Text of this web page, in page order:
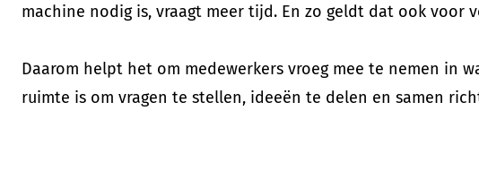
machine nodig is, vraagt meer tijd. En zo geldt dat ook
Daarom helpt het om medewerkers vroeg mee te nemen in
ruimte is om vragen te stellen, ideeën te delen en samen